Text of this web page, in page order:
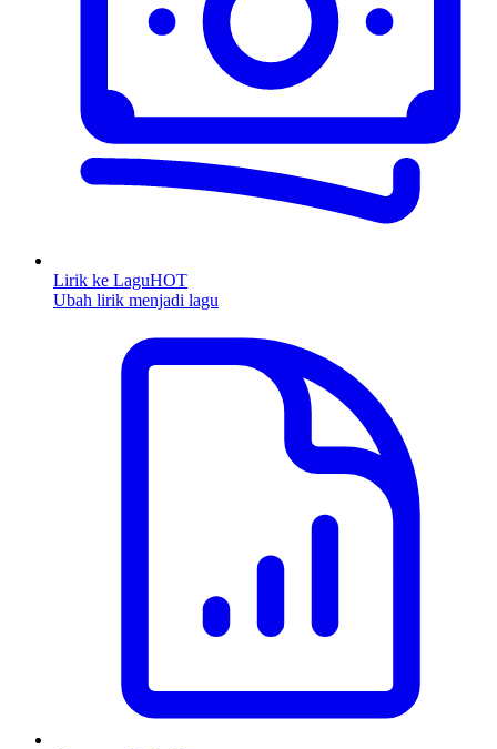
Lirik ke LaguHOT
Ubah lirik menjadi lagu